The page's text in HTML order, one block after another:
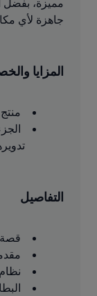
مميزة، بفضل
جاهزة لأي
المزايا
تدويرها
التفاصيل
قصة